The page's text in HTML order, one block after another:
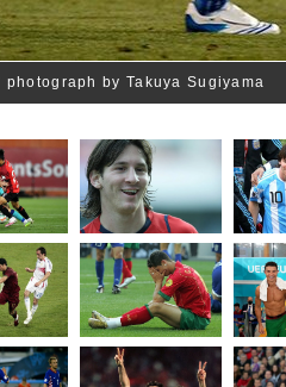
photograph by Takuya Sugiyama